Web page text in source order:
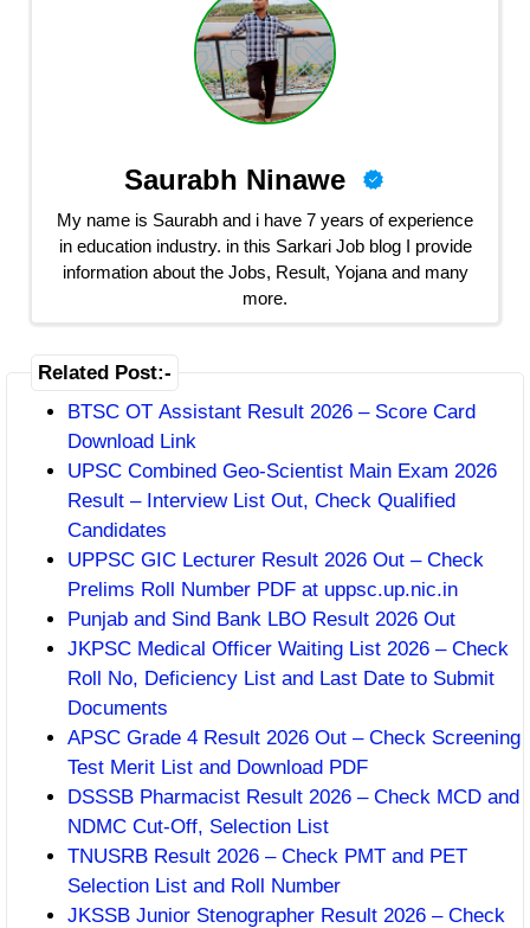
Saurabh Ninawe
My name is Saurabh and i have 7 years of experience
in education industry. in this Sarkari Job blog I provide
information about the Jobs, Result, Yojana and many
more.
Related Post:-
BTSC OT Assistant Result 2026 – Score Card
Download Link
UPSC Combined Geo-Scientist Main Exam 2026
Result – Interview List Out, Check Qualified
Candidates
UPPSC GIC Lecturer Result 2026 Out – Check
Prelims Roll Number PDF at uppsc.up.nic.in
Punjab and Sind Bank LBO Result 2026 Out
JKPSC Medical Officer Waiting List 2026 – Check
Roll No, Deficiency List and Last Date to Submit
Documents
APSC Grade 4 Result 2026 Out – Check Screening
Test Merit List and Download PDF
DSSSB Pharmacist Result 2026 – Check MCD and
NDMC Cut-Off, Selection List
TNUSRB Result 2026 – Check PMT and PET
Selection List and Roll Number
JKSSB Junior Stenographer Result 2026 – Check